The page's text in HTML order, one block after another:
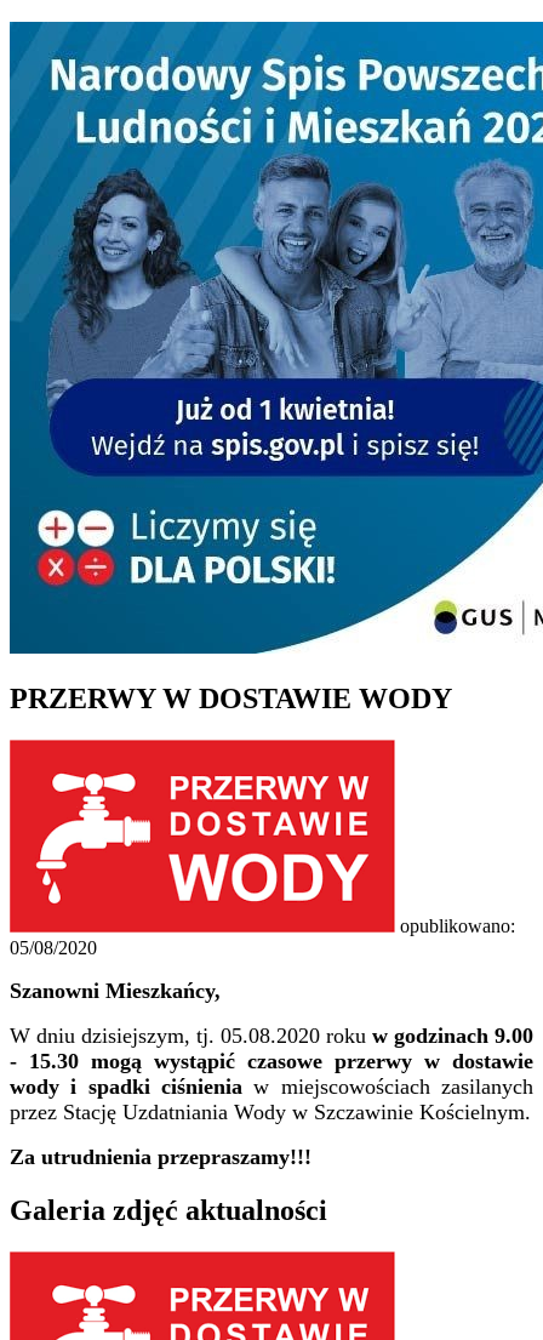
PRZERWY W DOSTAWIE WODY
opublikowano:
05/08/2020
Szanowni Mieszkańcy,
W dniu dzisiejszym, tj. 05.08.2020 roku w godzinach 9.00
- 15.30 mogą wystąpić czasowe przerwy w dostawie
wody i spadki ciśnienia w miejscowościach zasilanych
przez Stację Uzdatniania Wody w Szczawinie Kościelnym.
Za utrudnienia przepraszamy!!!
Galeria zdjęć aktualności